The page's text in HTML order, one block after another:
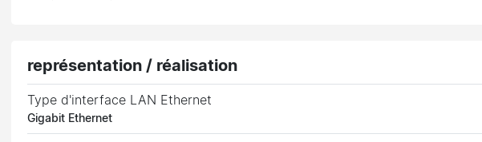
représentation / réalisation
Type d'interface LAN Ethernet
Gigabit Ethernet